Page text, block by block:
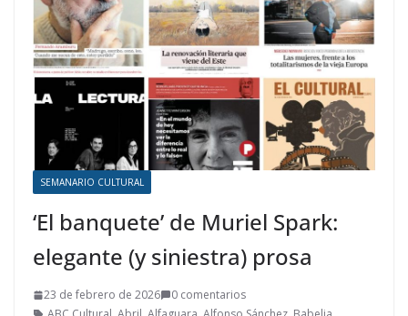
SEMANARIO CULTURAL
‘El banquete’ de Muriel Spark:
elegante (y siniestra) prosa
23 de febrero de 2026
0 comentarios